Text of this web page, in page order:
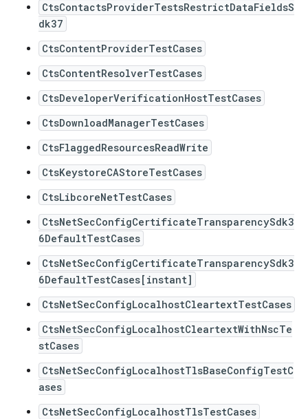
CtsContactsProviderTestsRestrictDataFieldsS
dk37
CtsContentProviderTestCases
CtsContentResolverTestCases
CtsDeveloperVerificationHostTestCases
CtsDownloadManagerTestCases
CtsFlaggedResourcesReadWrite
CtsKeystoreCAStoreTestCases
CtsLibcoreNetTestCases
CtsNetSecConfigCertificateTransparencySdk3
6DefaultTestCases
CtsNetSecConfigCertificateTransparencySdk3
6DefaultTestCases[instant]
CtsNetSecConfigLocalhostCleartextTestCases
CtsNetSecConfigLocalhostCleartextWithNscTe
stCases
CtsNetSecConfigLocalhostTlsBaseConfigTestC
ases
CtsNetSecConfigLocalhostTlsTestCases